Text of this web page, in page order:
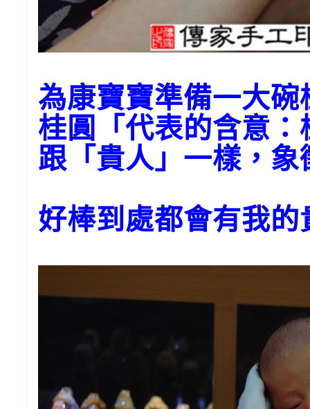
為康寶寶準備一大碗
桂圓「代表的含意
跟「貴人」一樣，
好棒到處都會有我的